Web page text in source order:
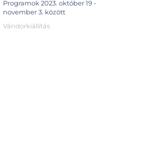
Programok 2023. október 19 -
november 3. között
Vándorkiállítás